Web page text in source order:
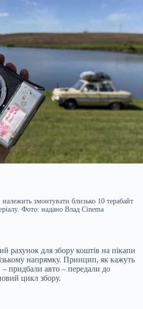
змонтувати близько 10 терабайт
Фото: надано Влад Cinema
рахунок для збору коштів на пікапи
напрямку. Принцип, як кажуть
– придбали авто – передали до
цикл збору.